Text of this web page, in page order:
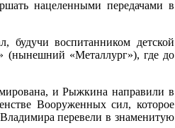
нацеленными передачами в
будучи воспитанником детской
(нынешний «Металлург»), где до
и Рыжкина направили в
Вооруженных сил, которое
перевели в знаменитую